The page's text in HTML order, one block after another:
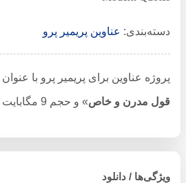
دسته‌بندی:عناوین پریمیر پرو
پروژه عناوین برای پریمیر پرو با عنوان «
قول مدرن و خاص» و حجم 9 مگابایت در
ویژگی‌ها / دانلود